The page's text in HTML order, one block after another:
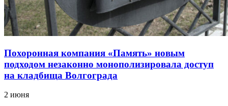
Похоронная компания «Память» новым
подходом незаконно монополизировала доступ
на кладбища Волгограда
2 июня